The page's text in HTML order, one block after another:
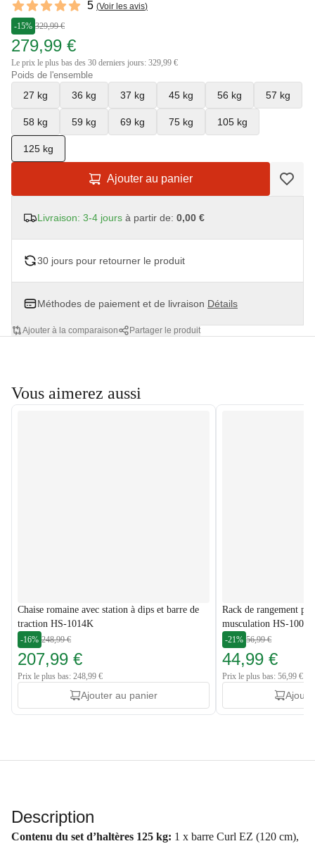
Reviews
5 out of 5 stars 5 (Voir les avis)
-15% 329,99 €
279,99 €
Le prix le plus bas des 30 derniers jours: 329,99 €
Poids de l'ensemble
27 kg 36 kg 37 kg 45 kg 56 kg 57 kg
58 kg 59 kg 69 kg 75 kg 105 kg
125 kg
Ajouter au panier
Livraison: 3-4 jours à partir de: 0,00 €
30 jours pour retourner le produit
Méthodes de paiement et de livraison Détails
Ajouter à la comparaison Partager le produit
Vous aimerez aussi
Chaise romaine avec station à dips et barre de
traction HS-1014K
-16% 248,99 €
207,99 €
Prix le plus bas: 248,99 €
Ajouter au panier
Rack de rangement
musculation HS-
-21% 56,99 €
44,99 €
Prix le plus bas: 56,99 €
Description
Contenu du set d’haltères 125 kg: 1 x barre Curl EZ (120 cm),